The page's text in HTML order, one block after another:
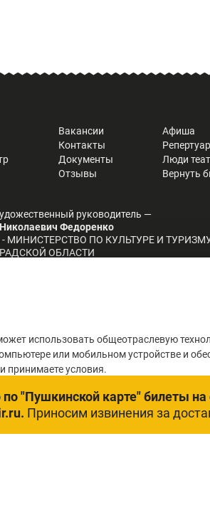
использовать общеотраслевую
или мобильном устройстве и
принимаете условия.
Вакансии
Контакты
Документы
Отзывы
Афиша
Репертуар
Люди
Вернуть
руководитель —
Федоренко
- МИНИСТЕРСТВО ПО КУЛЬТУРЕ И
ОБЛАСТИ
"Пушкинской карте" билеты
Приносим извинения за